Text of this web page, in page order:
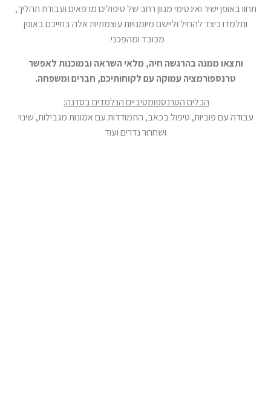
תחוו באופן ישיר ואינטימי מגוון רחב של טיפולים מרפאים ועבודת תהליך,
ותלמדו כיצד להחיל וליישם מיומנויות עוצמתיות אלה בחייכם באופן
מכובד ומהפכני.
ותצאו ממנה בהרגשה חיה, מלאי השראה ובמוכנות לאפשר
טרנספורמציה עמוקה עם לקוחותיכם, חברים ומשפחה.
הכלים הטרנספומטיביים הנלמדים בסדנה:
עבודה עם פוביות, טיפול בכאב, התמודדות עם אמונות מגבילות, שינוי
ושחרור נדרים ועוד